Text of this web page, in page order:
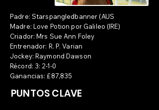
Atributos Físicos: Posee la zancada más
larga registrada en su categoría, con un
promedio máximo de 7.89 metros cuando
extiende su galope al máximo.
Padre: Starspangledbanner (AUS
Madre: Love Potion por Galileo (IRE)
Criador: Mrs Sue Ann Foley
Entrenador: R. P. Varian
Jockey: Raymond Dawson
Récord: 3: 2-1-0
Ganancias: £87,835
PUNTOS CLAVE